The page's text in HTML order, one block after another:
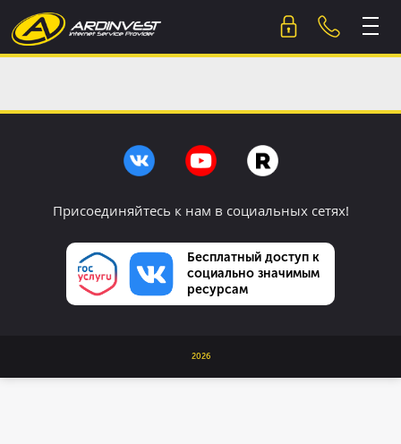
to
content
Присоединяйтесь к нам в социальных сетях!
Бесплатный доступ к
социально значимым
ресурсам
2026